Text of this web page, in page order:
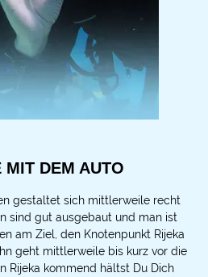
MIT DEM AUTO
gestaltet sich mittlerweile recht
sind gut ausgebaut und man ist
am Ziel, den Knotenpunkt Rijeka
geht mittlerweile bis kurz vor die
Rijeka kommend hältst Du Dich